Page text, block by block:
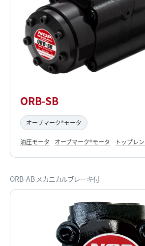
ORB-SB
オーブマーク®モータ
油圧モータ オーブマーク®モータ トップレ
ORB-AB メカニカルブレーキ付